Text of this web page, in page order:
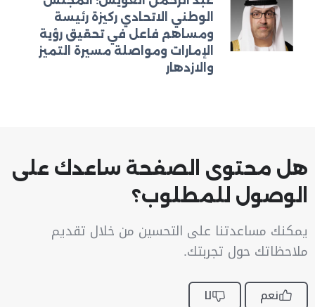
الوطني الاتحادي ركيزة رئيسة
ومساهم فاعل في تحقيق رؤية
الإمارات ومواصلة مسيرة التميز
والازدهار
هل محتوى الصفحة ساعدك على
الوصول للمطلوب؟
يمكنك مساعدتنا على التحسين من خلال تقديم
ملاحظاتك حول تجربتك.
نعم لا